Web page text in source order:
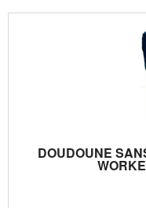
DOUDOUNE